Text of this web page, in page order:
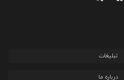
تبلیغات
درباره ما